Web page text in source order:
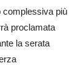
complessiva più
proclamata
la serata